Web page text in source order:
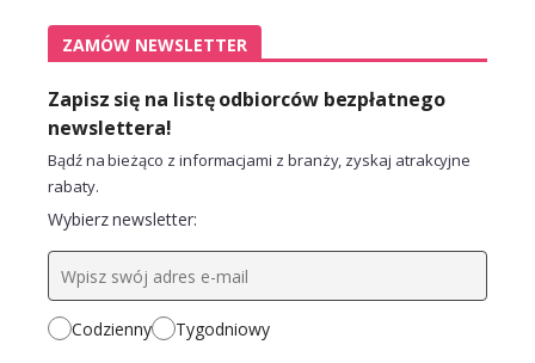
ZAMÓW NEWSLETTER
Zapisz się na listę odbiorców bezpłatnego
newslettera!
Bądź na bieżąco z informacjami z branży, zyskaj atrakcyjne
rabaty.
Wybierz newsletter:
Codzienny Tygodniowy